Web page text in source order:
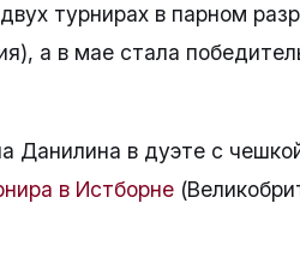
турнирах в парном
а в мае стала
Данилина в дуэте с
в Истборне